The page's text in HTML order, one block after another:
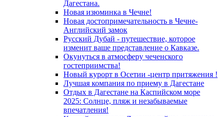
Дагестана.
Новая изюминка в Чечне!
Новая достопримечательность в Чечне-
Английский замок
Русский Дубай - путешествие, которое
изменит ваше представление о Кавказе.
Окунуться в атмосферу чеченского
гостеприимства!
Новый курорт в Осетии -центр притяжения !
Лучшая компания по приему в Дагестане
Отдых в Дагестане на Каспийском море
2025: Солнце, пляж и незабываемые
впечатления!